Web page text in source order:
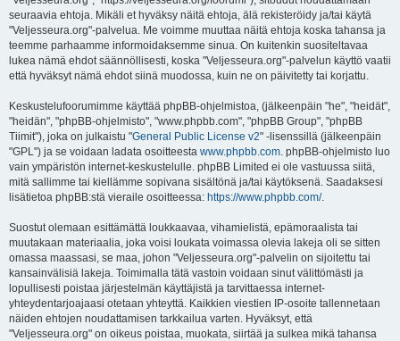
seuraavia ehtoja. Mikäli et hyväksy näitä ehtoja, älä rekisteröidy ja/tai käytä
"Veljesseura.org"-palvelua. Me voimme muuttaa näitä ehtoja koska tahansa ja
teemme parhaamme informoidaksemme sinua. On kuitenkin suositeltavaa
lukea nämä ehdot säännöllisesti, koska "Veljesseura.org"-palvelun käyttö vaatii
että hyväksyt nämä ehdot siinä muodossa, kuin ne on päivitetty tai korjattu.
Keskustelufoorumimme käyttää phpBB-ohjelmistoa, (jälkeenpäin "he", "heidät",
"heidän", "phpBB-ohjelmisto", "www.phpbb.com", "phpBB Group", "phpBB
Tiimit"), joka on julkaistu "General Public License v2" -lisenssillä (jälkeenpäin
"GPL") ja se voidaan ladata osoitteesta www.phpbb.com. phpBB-ohjelmisto luo
vain ympäristön internet-keskustelulle. phpBB Limited ei ole vastuussa siitä,
mitä sallimme tai kiellämme sopivana sisältönä ja/tai käytöksenä. Saadaksesi
lisätietoa phpBB:stä vieraile osoitteessa: https://www.phpbb.com/.
Suostut olemaan esittämättä loukkaavaa, vihamielistä, epämoraalista tai
muutakaan materiaalia, joka voisi loukata voimassa olevia lakeja oli se sitten
omassa maassasi, se maa, johon "Veljesseura.org"-palvelin on sijoitettu tai
kansainvälisiä lakeja. Toimimalla tätä vastoin voidaan sinut välittömästi ja
lopullisesti poistaa järjestelmän käyttäjistä ja tarvittaessa internet-
yhteydentarjoajaasi otetaan yhteyttä. Kaikkien viestien IP-osoite tallennetaan
näiden ehtojen noudattamisen tarkkailua varten. Hyväksyt, että
"Veljesseura.org" on oikeus poistaa, muokata, siirtää ja sulkea mikä tahansa